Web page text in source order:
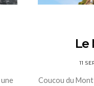
Le
11
Coucou du Mont